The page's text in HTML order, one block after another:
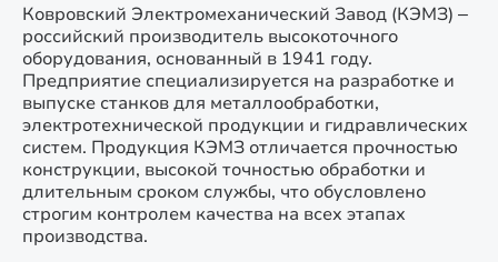
Ковровский Электромеханический Завод (КЭМЗ) –
российский производитель высокоточного
оборудования, основанный в 1941 году.
Предприятие специализируется на разработке и
выпуске станков для металлообработки,
электротехнической продукции и гидравлических
систем. Продукция КЭМЗ отличается прочностью
конструкции, высокой точностью обработки и
длительным сроком службы, что обусловлено
строгим контролем качества на всех этапах
производства.